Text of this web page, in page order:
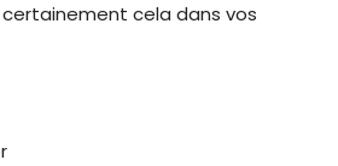
cela dans vos